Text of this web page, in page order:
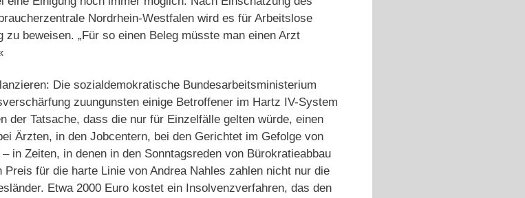
Nordrhein-Westfalen wird es für Arbeitslose
beweisen. „Für so einen Beleg müsste man einen Arzt
Die sozialdemokratische Bundesarbeitsministerium
zuungunsten einige Betroffener im Hartz IV-System
der Tatsache, dass die nur für Einzelfälle gelten würde, einen
Ärzten, in den Jobcentern, bei den Gerichtet im Gefolge von
in Zeiten, in denen in den Sonntagsreden von Bürokratieabbau
für die harte Linie von Andrea Nahles zahlen nicht nur die
Etwa 2000 Euro kostet ein Insolvenzverfahren, das den